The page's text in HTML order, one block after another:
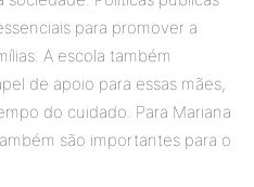
para promover a
A escola também
de apoio para essas mães,
do cuidado. Para Mariana
são importantes para o